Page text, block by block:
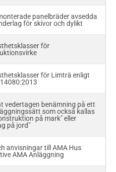
tillämpbar värmekonduktivitet
är utgivna som svensk
SS 230120. Virket kallas även
T-virke och klasserna är
och T3.
för spånskivor av olika
panelbräder avsedda
för skivor och dylikt
för
för Limträ enligt
14080:2013
vedertagen benämning på ett
som också kallas
på mark" eller
på jord"
anvisningar till AMA Hus
AMA Anläggning